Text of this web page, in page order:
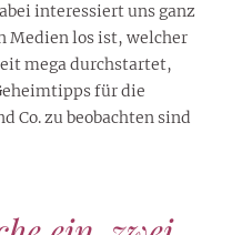
interessiert uns ganz
Medien los ist, welcher
mega durchstartet,
für die
Co. zu beobachten sind